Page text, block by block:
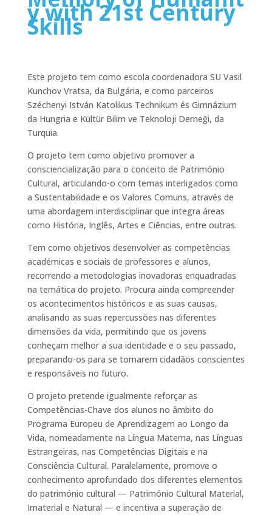
y with 21st Century
Skills
Este projeto tem como escola coordenadora SU Vasil
Kunchov Vratsa, da Bulgária, e como parceiros
Széchenyi István Katolikus Technikum és Gimnázium
da Hungria e Kültür Bilim ve Teknoloji Derneği, da
Turquia.
O projeto tem como objetivo promover a
consciencialização para o conceito de Património
Cultural, articulando-o com temas interligados como
a Sustentabilidade e os Valores Comuns, através de
uma abordagem interdisciplinar que integra áreas
como História, Inglês, Artes e Ciências, entre outras.
Tem como objetivos desenvolver as competências
académicas e sociais de professores e alunos,
recorrendo a metodologias inovadoras enquadradas
na temática do projeto. Procura ainda compreender
os acontecimentos históricos e as suas causas,
analisando as suas repercussões nas diferentes
dimensões da vida, permitindo que os jovens
conheçam melhor a sua identidade e o seu passado,
preparando-os para se tornarem cidadãos conscientes
e responsáveis no futuro.
O projeto pretende igualmente reforçar as
Competências-Chave dos alunos no âmbito do
Programa Europeu de Aprendizagem ao Longo da
Vida, nomeadamente na Língua Materna, nas Línguas
Estrangeiras, nas Competências Digitais e na
Consciência Cultural. Paralelamente, promove o
conhecimento aprofundado dos diferentes elementos
do património cultural — Património Cultural Material,
Imaterial e Natural — e incentiva a superação de